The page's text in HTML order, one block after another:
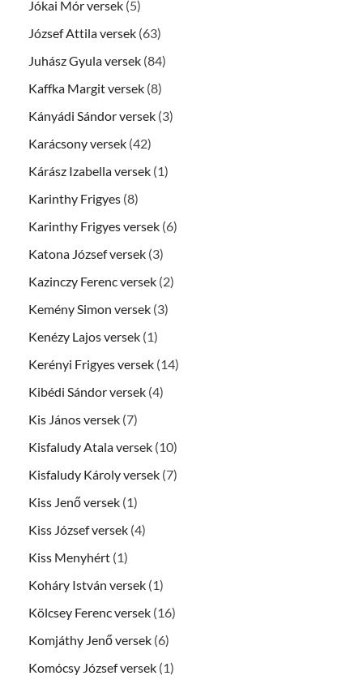
Jókai Mór versek (5)
József Attila versek (63)
Juhász Gyula versek (84)
Kaffka Margit versek (8)
Kányádi Sándor versek (3)
Karácsony versek (42)
Kárász Izabella versek (1)
Karinthy Frigyes (8)
Karinthy Frigyes versek (6)
Katona József versek (3)
Kazinczy Ferenc versek (2)
Kemény Simon versek (3)
Kenézy Lajos versek (1)
Kerényi Frigyes versek (14)
Kibédi Sándor versek (4)
Kis János versek (7)
Kisfaludy Atala versek (10)
Kisfaludy Károly versek (7)
Kiss Jenő versek (1)
Kiss József versek (4)
Kiss Menyhért (1)
Koháry István versek (1)
Kölcsey Ferenc versek (16)
Komjáthy Jenő versek (6)
Komócsy József versek (1)